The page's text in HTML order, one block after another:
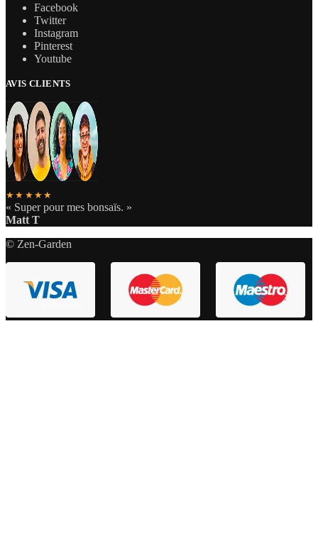
Facebook
Twitter
Instagram
Pinterest
Youtube
AVIS CLIENTS
★★★★★
« Super pour mes bonsaïs. »
Matt T
© Zen-Garden